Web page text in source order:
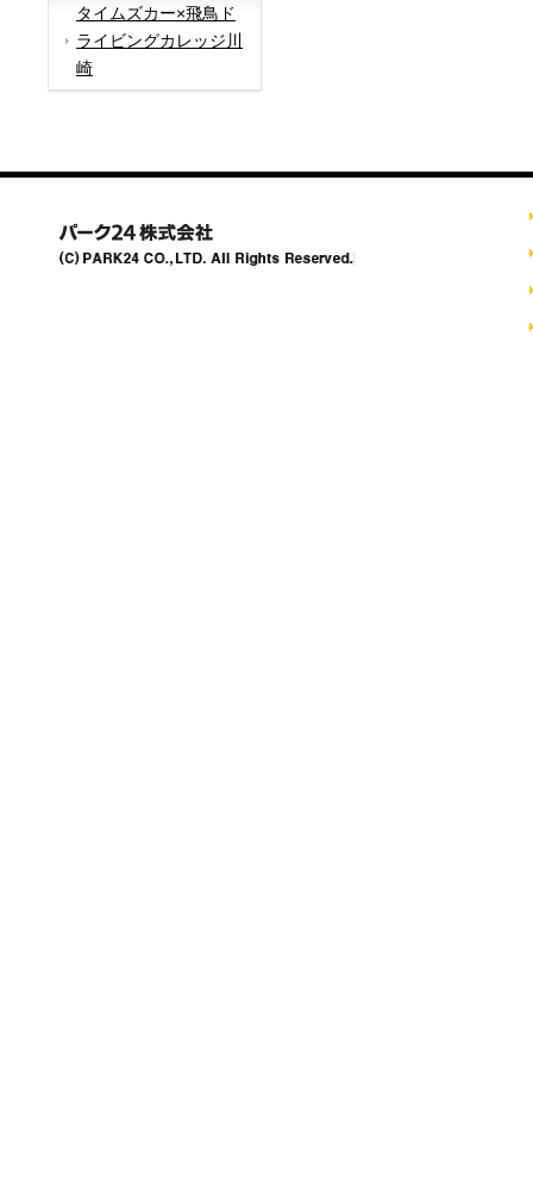
タイムズカー×飛鳥ド
ライビングカレッジ川
崎